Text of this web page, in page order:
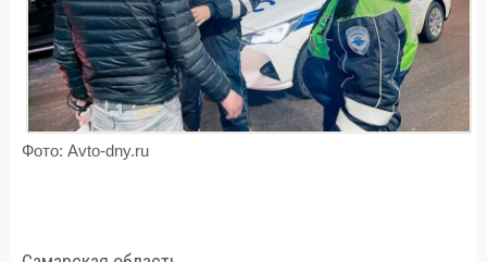
Фото: Avto-dny.ru